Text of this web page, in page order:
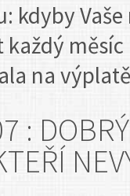
kdyby
na
: